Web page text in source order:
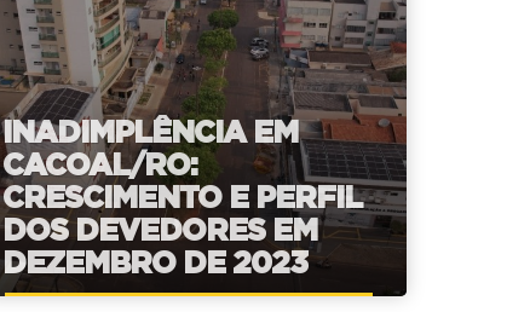
INADIMPLÊNCIA EM
CACOAL/RO:
CRESCIMENTO E PERFIL
DOS DEVEDORES EM
DEZEMBRO DE 2023